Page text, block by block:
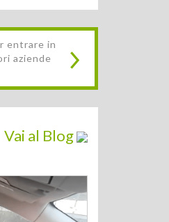
entrare in
aziende
Vai al Blog